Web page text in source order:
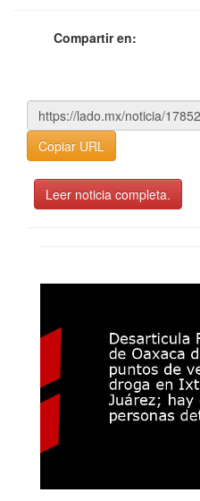
Compartir en:
Copiar URL
Leer noticia completa.